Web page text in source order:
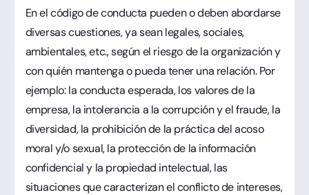
En el código de conducta pueden o deben abordarse
diversas cuestiones, ya sean legales, sociales,
ambientales, etc., según el riesgo de la organización y
con quién mantenga o pueda tener una relación. Por
ejemplo: la conducta esperada, los valores de la
empresa, la intolerancia a la corrupción y el fraude, la
diversidad, la prohibición de la práctica del acoso
moral y/o sexual, la protección de la información
confidencial y la propiedad intelectual, las
situaciones que caracterizan el conflicto de intereses,